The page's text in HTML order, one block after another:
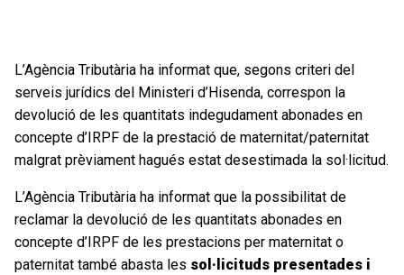
L’Agència Tributària ha informat que, segons criteri del
serveis jurídics del Ministeri d’Hisenda, correspon la
devolució de les quantitats indegudament abonades en
concepte d’IRPF de la prestació de maternitat/paternitat
malgrat prèviament hagués estat desestimada la sol·licitud.
L’Agència Tributària ha informat que la possibilitat de
reclamar la devolució de les quantitats abonades en
concepte d’IRPF de les prestacions per maternitat o
paternitat també abasta les sol·licituds presentades i